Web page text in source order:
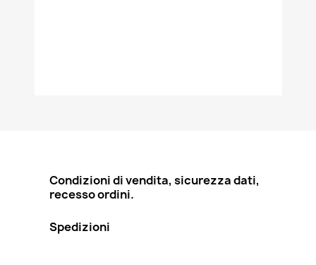
Condizioni di vendita, sicurezza dati,
recesso ordini.
Spedizioni